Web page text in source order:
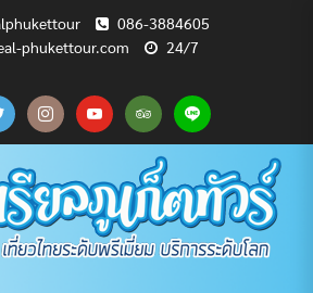
086-3884605
phukettour.com
24/7
CART
CHECKOUT
MY
ACCOUNT
SAMPLE
PAGE
ทัวร์
ทั้งหมด
บทความ
ท่อง
เที่ยว
ยินดี
ต้อนรับ
สู่
PHUKET
TOUR
เกี่ยว
กับ
เรา
แพ็คเกจ
ทัวร์
ทั้งหมด